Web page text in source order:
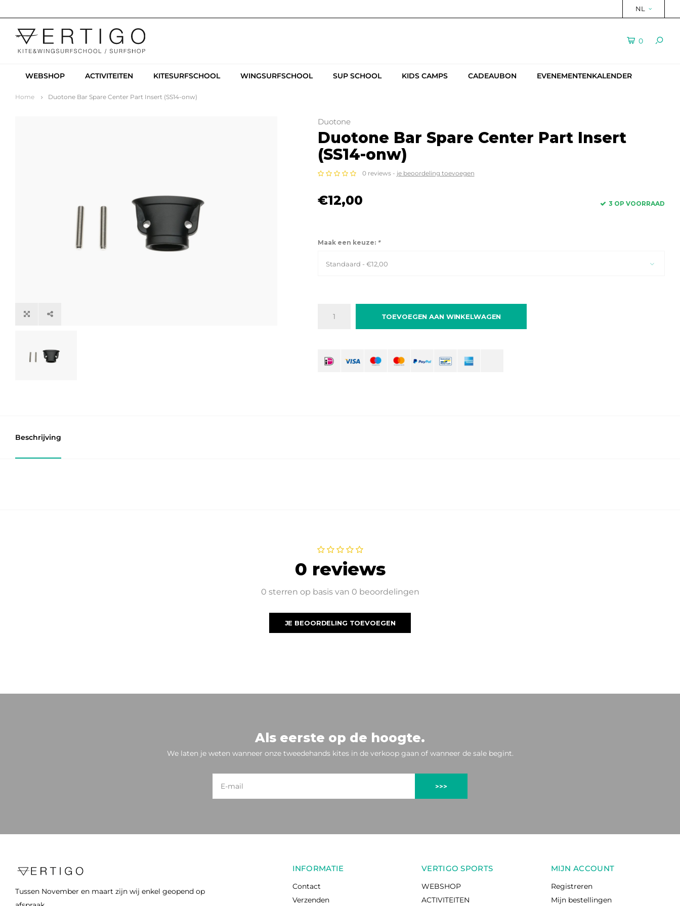
NL
0
WEBSHOP ACTIVITEITEN KITESURFSCHOOL WINGSURFSCHOOL SUP SCHOOL KIDS CAMPS CADEAUBON EVENEMENTENKALENDER
Home Duotone Bar Spare Center Part Insert (SS14-onw)
Duotone
Duotone Bar Spare Center Part Insert
(SS14-onw)
0 reviews - je beoordeling toevoegen
€12,00 3 OP VOORRAAD
Maak een keuze: *
Standaard - €12,00
TOEVOEGEN AAN WINKELWAGEN
Beschrijving
0 reviews
0 sterren op basis van 0 beoordelingen
JE BEOORDELING TOEVOEGEN
Als eerste op de hoogte.
We laten je weten wanneer onze tweedehands kites in de verkoop gaan of wanneer de sale begint.
>>>
Tussen November en maart zijn wij enkel geopend op
INFORMATIE
Contact
Verzenden
VERTIGO SPORTS
WEBSHOP
ACTIVITEITEN
MIJN ACCOUNT
Registreren
Mijn bestellingen